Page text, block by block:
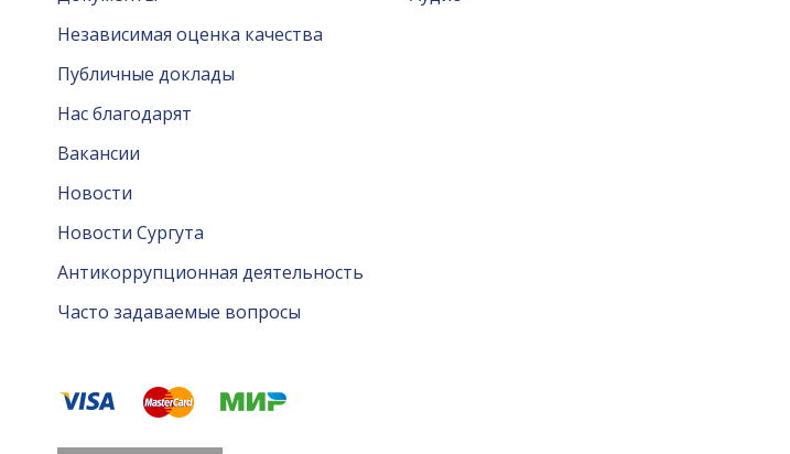
Независимая оценка качества
Публичные доклады
Нас благодарят
Вакансии
Новости
Новости Сургута
Антикоррупционная деятельность
Часто задаваемые вопросы